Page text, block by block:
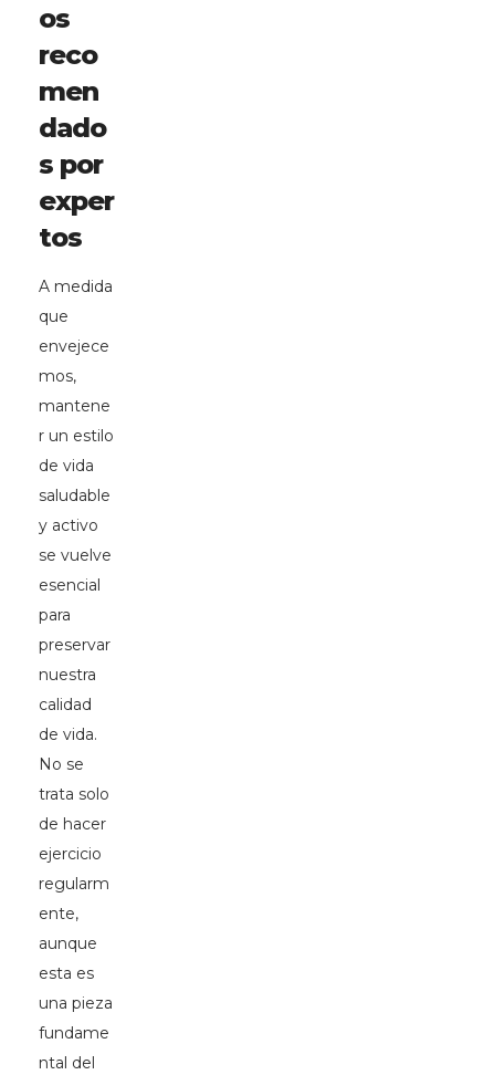
os
reco
men
dado
s por
exper
tos
A medida
que
envejece
mos,
mantene
r un estilo
de vida
saludable
y activo
se vuelve
esencial
para
preservar
nuestra
calidad
de vida.
No se
trata solo
de hacer
ejercicio
regularm
ente,
aunque
esta es
una pieza
fundame
ntal del